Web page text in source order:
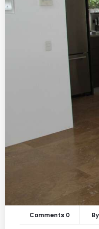
By
0 Comments